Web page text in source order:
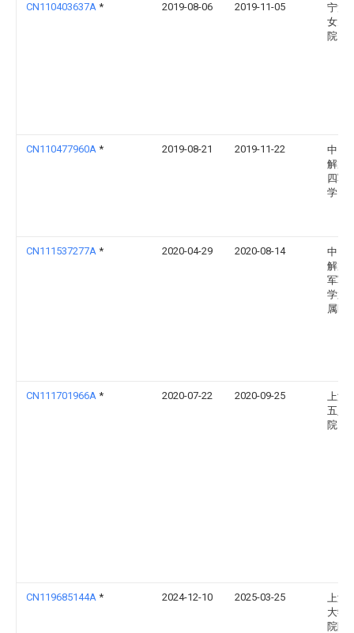
CN110403637A * 2019-08-06 2019-11-05
宁波
女儿
院
CN110477960A * 2019-08-21 2019-11-22
中国
解放
四军
学
CN111537277A * 2020-04-29 2020-08-14
中国
解放
军军
学第
属医
CN111701966A * 2020-07-22 2020-09-25
上海
五人
院
CN119685144A * 2024-12-10 2025-03-25
上海
大学
院附